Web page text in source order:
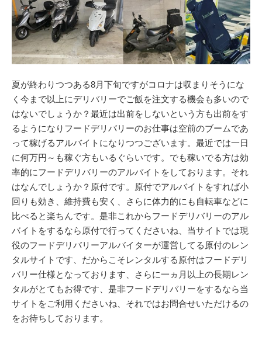
夏が終わりつつある8月下旬ですがコロナは収まりそうにな
く今まで以上にデリバリーでご飯を注文する機会も多いので
はないでしょうか？最近は出前をしないという方も出前をす
るようになりフードデリバリーのお仕事は空前のブームであ
って稼げるアルバイトになりつつございます。最近では一日
に何万円～も稼ぐ方もいるぐらいです。でも稼いでる方は効
率的にフードデリバリーのアルバイトをしております。それ
はなんでしょうか？原付です。原付でアルバイトをすれば小
回りも効き、維持費も安く、さらに体力的にも自転車などに
比べると楽ちんです。是非これからフードデリバリーのアル
バイトをするなら原付で行ってくださいね、当サイトでは現
役のフードデリバリーアルバイターが運営してる原付のレン
タルサイトです、だからこそレンタルする原付はフードデリ
バリー仕様となっております、さらに一ヵ月以上の長期レン
タルがとてもお得です、是非フードデリバリーをするなら当
サイトをご利用くださいね、それではお問合せいただけるの
をお待ちしております。